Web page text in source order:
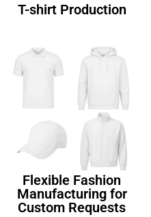
T-shirt Production
Flexible Fashion
Manufacturing for
Custom Requests